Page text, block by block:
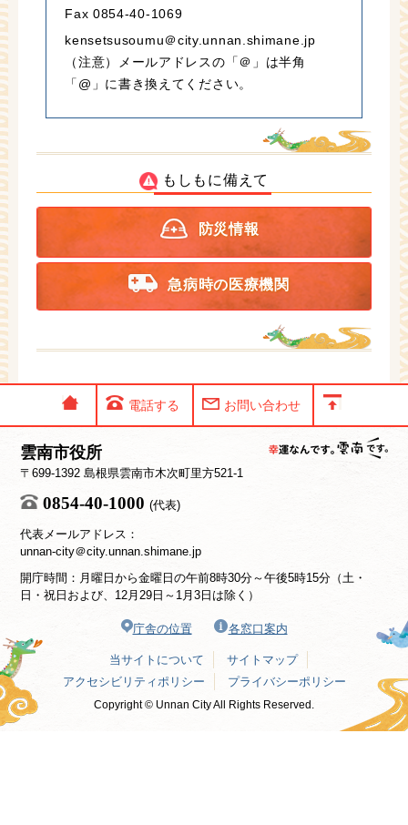
Fax 0854-40-1069
kensetsusoumu＠city.unnan.shimane.jp
（注意）メールアドレスの「＠」は半角
「@」に書き換えてください。
もしもに備えて
防災情報
急病時の医療機関
電話する お問い合わせ
雲南市役所
〒699-1392 島根県雲南市木次町里方521-1
0854-40-1000 (代表)
代表メールアドレス：
unnan-city＠city.unnan.shimane.jp
開庁時間：月曜日から金曜日の午前8時30分～午後5時15分（土・
日・祝日および、12月29日～1月3日は除く）
庁舎の位置 各窓口案内
当サイトについて
サイトマップ
アクセシビリティポリシー
プライバシーポリシー
Copyright © Unnan City All Rights Reserved.